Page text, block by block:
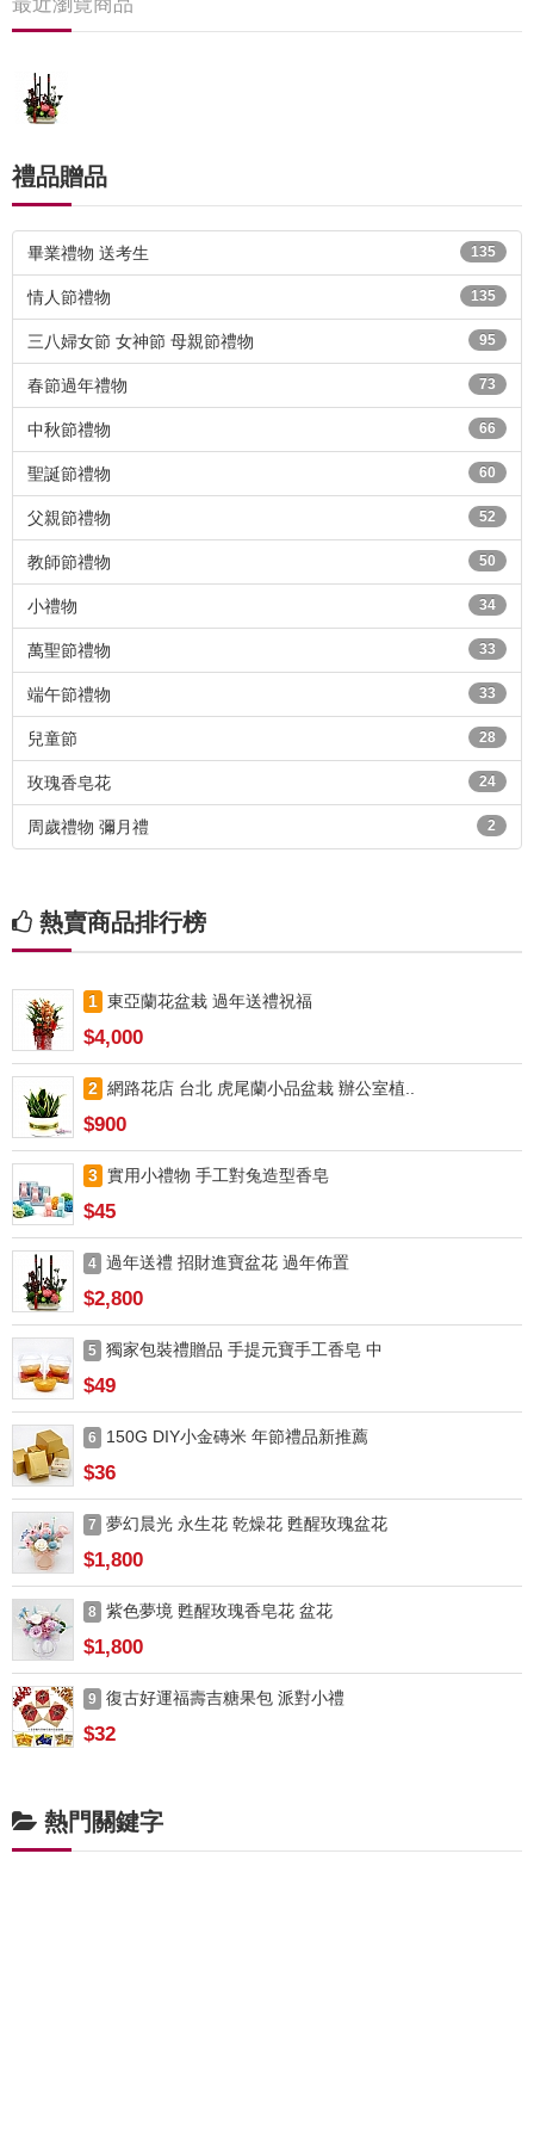
禮品贈品
畢業禮物 送考生 135
情人節禮物 135
三八婦女節 女神節 母親節禮物 95
春節過年禮物 73
中秋節禮物 66
聖誕節禮物 60
父親節禮物 52
教師節禮物 50
小禮物 34
萬聖節禮物 33
端午節禮物 33
兒童節 28
玫瑰香皂花 24
周歲禮物 彌月禮 2
熱賣商品排行榜
1 東亞蘭花盆栽 過年送禮祝福
$4,000
2 網路花店 台北 虎尾蘭小品盆栽 辦公室植..
$900
3 實用小禮物 手工對兔造型香皂
$45
4 過年送禮 招財進寶盆花 過年佈置
$2,800
5 獨家包裝禮贈品 手提元寶手工香皂 中
$49
6 150G DIY小金磚米 年節禮品新推薦
$36
7 夢幻晨光 永生花 乾燥花 甦醒玫瑰盆花
$1,800
8 紫色夢境 甦醒玫瑰香皂花 盆花
$1,800
9 復古好運福壽吉糖果包 派對小禮
$32
熱門關鍵字